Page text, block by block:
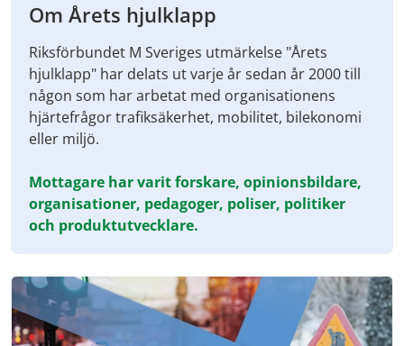
Om Årets hjulklapp
Riksförbundet M Sveriges utmärkelse "Årets
hjulklapp" har delats ut varje år sedan år 2000 till
någon som har arbetat med organisationens
hjärtefrågor trafiksäkerhet, mobilitet, bilekonomi
eller miljö.
Mottagare har varit forskare, opinionsbildare,
organisationer, pedagoger, poliser, politiker
och produktutvecklare.